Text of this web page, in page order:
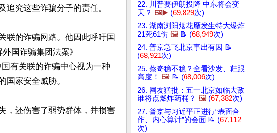
究这些诈骗分子的责任。
联的诈骗网路。他因此呼吁国
国诈骗集团法案》
有关联的诈骗中心视为一种
国家安全威胁。
，还伤害了弱势群体，并损害
22. 川普要伊朗投降 中东将会变
天？ 🖼️▶️ (69,829次)
23. 湖南浏阳烟花厰发生特大爆炸
21死61伤 🖼️ 📝 (68,949次)
24. 普京急飞北京事出有因 📝
(68,921次)
25. 蔡奇稳不稳？全看沙发、鞋跟
高度！
🖼️ 📝 (68,006次)
26. 网友猛批：五一北京如临大敌
谁将点燃炸药桶？ 🖼️ (67,382次)
27. 普京与习近平正进行“表面合
作、内心算计”的会面 📝 (67,112
次)